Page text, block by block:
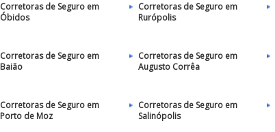
Corretoras de Seguro em
Óbidos
Corretoras de Seguro em
Rurópolis
Corretoras de Seguro em
Baião
Corretoras de Seguro em
Augusto Corrêa
Corretoras de Seguro em
Porto de Moz
Corretoras de Seguro em
Salinópolis